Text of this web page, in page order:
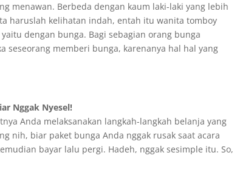
menawan. Berbeda dengan kaum laki-laki yang lebih
haruslah kelihatan indah, entah itu wanita tomboy
dengan bunga. Bagi sebagian orang bunga
seseorang memberi bunga, karenanya hal hal yang
Nggak Nyesel!
Anda melaksanakan langkah-langkah belanja yang
nih, biar paket bunga Anda nggak rusak saat acara
bayar lalu pergi. Hadeh, nggak sesimple itu. So,